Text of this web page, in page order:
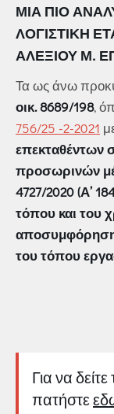
ΜΙΑ ΠΙΟ
ΛΟΓΙΣΤΙΚΗ
ΑΛΕΞΊΟΥ Μ.
Τα ως άνω
οικ. 8689/198,
756/25 -2-2021
επεκταθέντων
προσωρινών
4727/2020 (Α’
τόπου και του
αποσυμφόρηση
του τόπου
Για να
πατήστε